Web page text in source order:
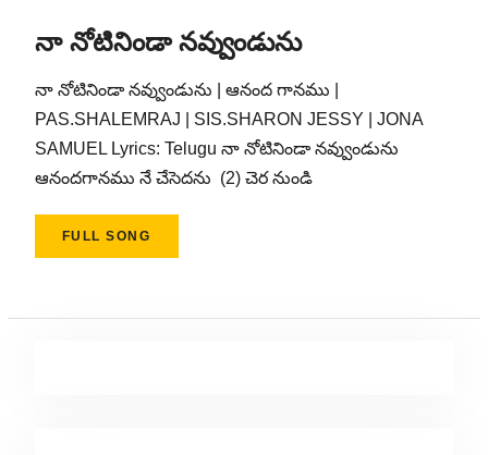
నా నోటినిండా నవ్వుండును
నా నోటినిండా నవ్వుండును | ఆనంద గానము |
PAS.SHALEMRAJ | SIS.SHARON JESSY | JONA
SAMUEL Lyrics: Telugu నా నోటినిండా నవ్వుండును
ఆనందగానము నే చేసెదను (2) చెర నుండి
FULL SONG